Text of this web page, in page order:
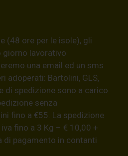
(48 ore per le isole), gli
lavorativo
una email ed un sms
adoperati: Bartolini, GLS,
di spedizione sono a carico
senza
fino a €55. La spedizione
fino a 3 Kg – € 10,00 +
di pagamento in contanti